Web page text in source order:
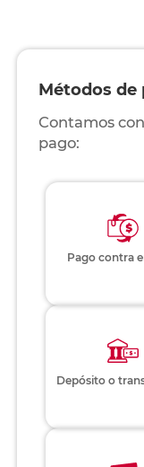
Métodos de
Contamos
pago:
Pago contra
Depósito o